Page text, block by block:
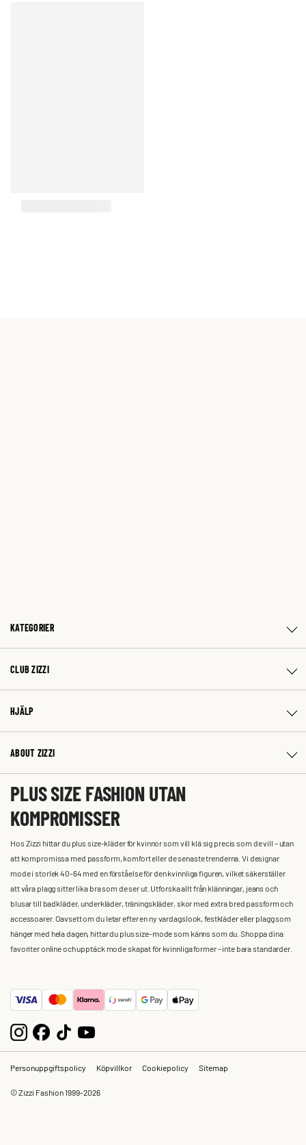
KATEGORIER
CLUB ZIZZI
HJÄLP
ABOUT ZIZZI
PLUS SIZE FASHION UTAN
KOMPROMISSER
Hos Zizzi hittar du plus size-kläder för kvinnor som vill klä sig precis som de vill – utan
att kompromissa med passform, komfort eller de senaste trenderna. Vi designar
mode i storlek 40-64 med en förståelse för den kvinnliga figuren, vilket säkerställer
att våra plagg sitter lika bra som de ser ut. Utforska allt från klänningar, jeans och
blusar till badkläder, underkläder, träningskläder, skor med extra bred passform och
accessoarer. Oavsett om du letar efter en ny vardagslook, festkläder eller plagg som
hänger med hela dagen, hittar du plus size-mode som känns som du. Shoppa dina
favoriter online och upptäck mode skapat för kvinnliga former – inte bara standarder.
Personuppgiftspolicy Köpvillkor Cookiepolicy Sitemap
© Zizzi Fashion 1999-2026